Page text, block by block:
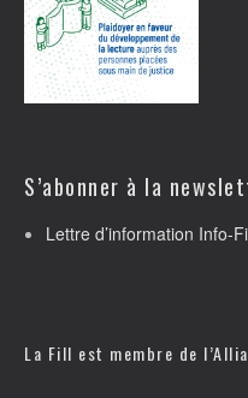
S’abonner à la
Lettre d’information Info-
La Fill est membre de l’